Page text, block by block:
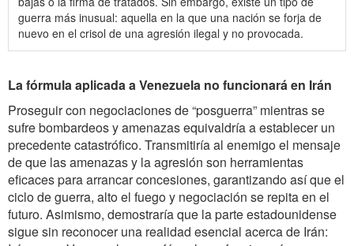
guerra más inusual: aquella en la que una nación se forja de
nuevo en el crisol de una agresión ilegal y no provocada.
La fórmula aplicada a Venezuela no funcionará en Irán
Proseguir con negociaciones de “posguerra” mientras se
sufre bombardeos y amenazas equivaldría a establecer un
precedente catastrófico. Transmitiría al enemigo el mensaje
de que las amenazas y la agresión son herramientas
eficaces para arrancar concesiones, garantizando así que el
ciclo de guerra, alto el fuego y negociación se repita en el
futuro. Asimismo, demostraría que la parte estadounidense
sigue sin reconocer una realidad esencial acerca de Irán: